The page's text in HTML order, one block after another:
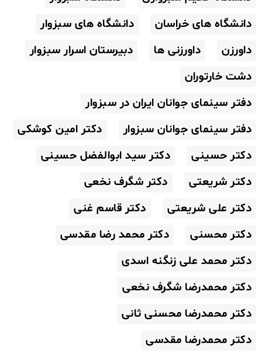
دانشگاه های خراسان
دانشگاه های سبزوار
داورزن
داورزنی ها
دبیرستان اسرار سبزوار
دشت خارتوران
دفتر سینمای جوانان ایران در سبزوار
دفتر سینمای جوانان سبزوار
دکتر امین کوشکی
دکتر حسینی
دکتر سید ابوالفضل حسینی
دکتر شریعتی
دکتر شگرف نخعی
دکتر علی شریعتی
دکتر قاسم غنی
دکتر محسنی
دکتر محمد رضا مقدسی
دکتر محمد علی زنگنه اسدی
دکتر محمدرضا شگرف نخعی
دکتر محمدرضا محسنی ثانی
دکتر محمدرضا مقدسی